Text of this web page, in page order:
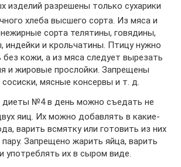
изделий разрешены только сухарики
хлеба высшего сорта. Из мяса и
сорта телятины, говядины,
индейки и крольчатины. Птицу нужно
без кожи, а из мяса следует вырезать
и жировые прослойки. Запрещены
мясные консервы и т. д.
диеты №4 в день можно съедать не
яиц. Их можно добавлять в какие-
варить всмятку или готовить из них
Запрещено жарить яйца, варить
употреблять их в сыром виде.